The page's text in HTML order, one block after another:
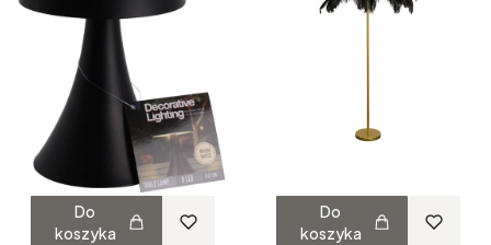
Do
koszyka
Do
koszyka